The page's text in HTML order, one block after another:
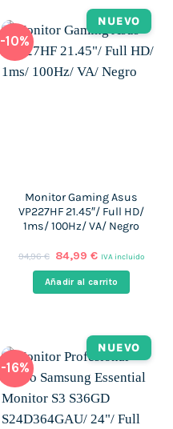
-10%
NUEVO
Monitor Gaming Asus
VP227HF 21.45″/ Full HD/
1ms/ 100Hz/ VA/ Negro
94,96€ El
original
era:
84,99€El
actual
es:
IVA incluido
Añadir al carrito
-16%
NUEVO